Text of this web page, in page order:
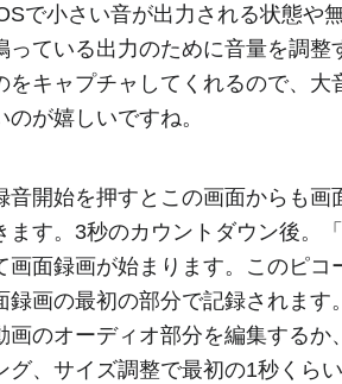
で小さい音が出力される状態や
っている出力のために音量を調整
をキャプチャしてくれるので、大
が嬉しいですね。
開始を押すとこの画面からも画
ます。3秒のカウントダウン後。
画面録画が始まります。このピコ
録画の最初の部分で記録されます
画のオーディオ部分を編集するか
グ、サイズ調整で最初の1秒くら